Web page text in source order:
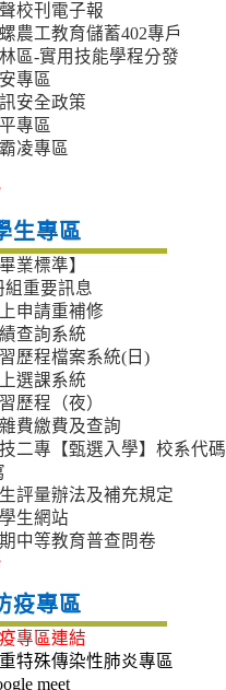
校刊電子報
農工教育儲蓄402專戶
區-實用技能學程分發
專區
安全政策
專區
凌專區
生專區
業標準】
組重要訊息
申請重補修
查詢系統
歷程檔案系統(日)
選課系統
歷程（夜）
費繳費及查詢
二專【甄選入學】校系代碼
評量辦法及補充規定
生網站
中等教育普查問卷
疫專區
專區連結
特殊傳染性肺炎專區
meet